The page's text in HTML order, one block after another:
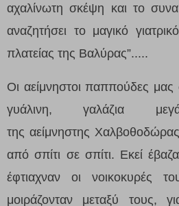
αχαλίνωτη σκέψη και το
αναζητήσει το μαγικό
πλατείας της Βαλύρας”.....
Οι αείμνηστοι παππούδες μας
γυάλινη,γαλάζια
τηςαείμνηστης
από σπίτι σε σπίτι. Εκεί
έφτιαχναν οι νοικοκυρές
μοιράζονταν μεταξύ τους,